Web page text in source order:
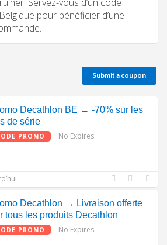
pour bénéficier d’une
Submit a coupon
Decathlon BE → -70% sur les
de série
PROMO No Expires
Decathlon → Livraison offerte
tous les produits Decathlon
PROMO No Expires